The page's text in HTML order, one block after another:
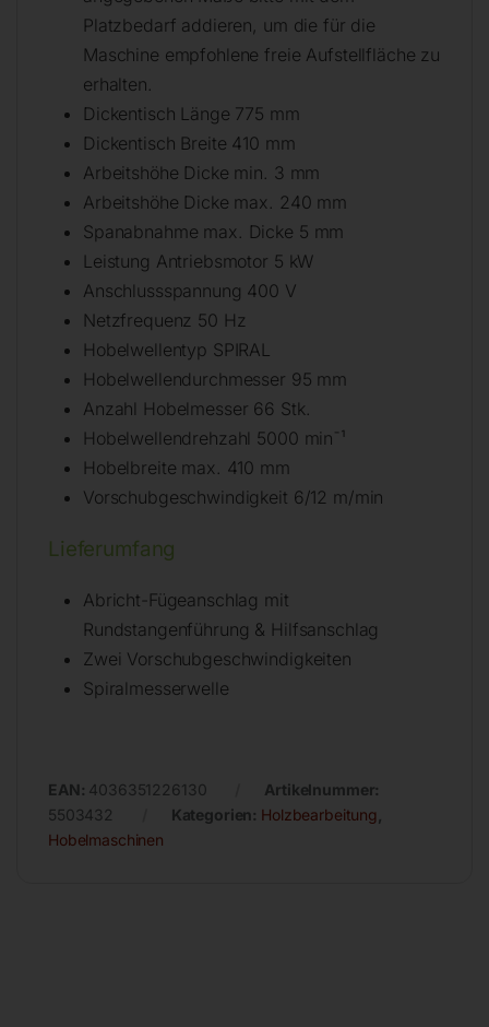
Platzbedarf addieren, um die für die
Maschine empfohlene freie Aufstellfläche zu
erhalten.
Dickentisch Länge 775 mm
Dickentisch Breite 410 mm
Arbeitshöhe Dicke min. 3 mm
Arbeitshöhe Dicke max. 240 mm
Spanabnahme max. Dicke 5 mm
Leistung Antriebsmotor 5 kW
Anschlussspannung 400 V
Netzfrequenz 50 Hz
Hobelwellentyp SPIRAL
Hobelwellendurchmesser 95 mm
Anzahl Hobelmesser 66 Stk.
Hobelwellendrehzahl 5000 min¯¹
Hobelbreite max. 410 mm
Vorschubgeschwindigkeit 6/12 m/min
Lieferumfang
Abricht-Fügeanschlag mit
Rundstangenführung & Hilfsanschlag
Zwei Vorschubgeschwindigkeiten
Spiralmesserwelle
EAN: 4036351226130
Artikelnummer:
5503432
Kategorien: Holzbearbeitung
Hobelmaschinen